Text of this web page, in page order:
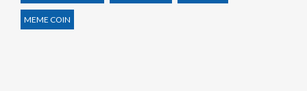
MEME COIN